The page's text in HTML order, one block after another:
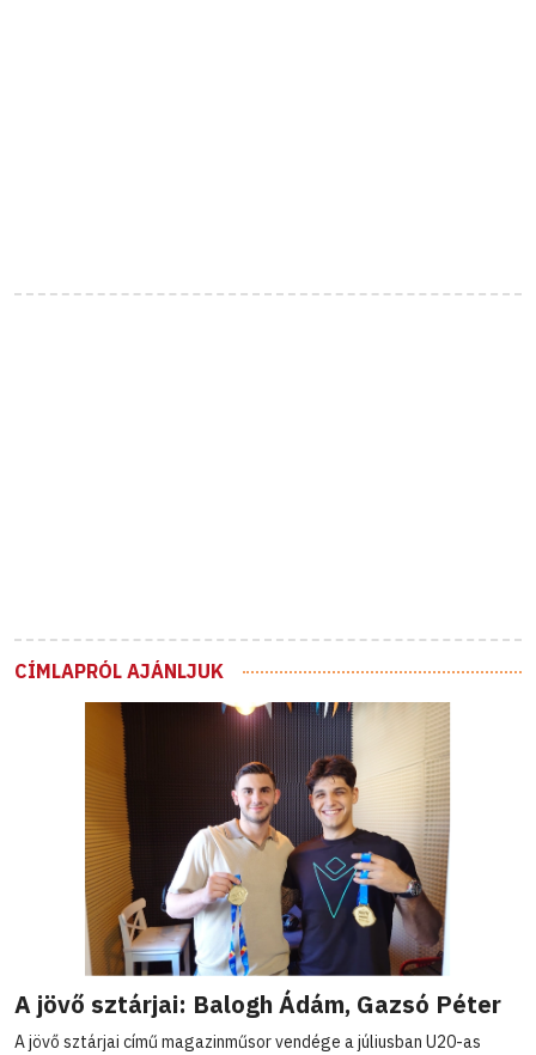
CÍMLAPRÓL AJÁNLJUK
A jövő sztárjai: Balogh Ádám, Gazsó Péter
A jövő sztárjai című magazinműsor vendége a júliusban U20-as